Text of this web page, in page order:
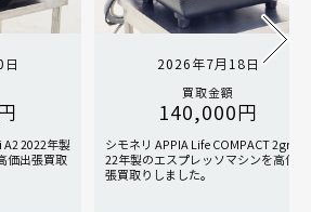
A2 2022年製
価出張買取
2026年7月18日
買取金額
140,000円
シモネリ APPIA Life COMPACT 2gr 20
22年製のエスプレッソマシンを高価出
張買取りしました。